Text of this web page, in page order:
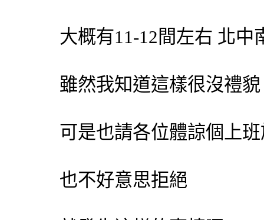
大概有11-12間左右 北中
雖然我知道這樣很沒禮貌
可是也請各位體諒個上
也不好意思拒絕